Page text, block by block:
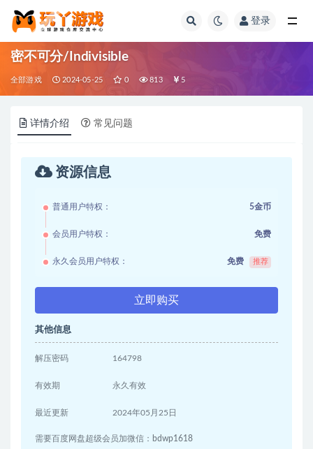
登录
密不可分/Indivisible
全部游戏 2024-05-25 0 813 5
详情介绍 常见问题
资源信息
普通用户特权： 5金币
会员用户特权： 免费
永久会员用户特权： 免费 推荐
立即购买
其他信息
解压密码 164798
有效期 永久有效
最近更新 2024年05月25日
需要百度网盘超级会员加微信：bdwp1618